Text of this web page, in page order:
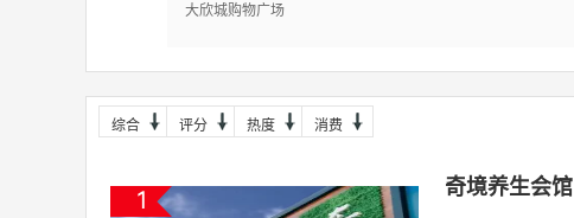
大欣城购物广场
综合 评分 热度 消费
1
奇境养生会馆